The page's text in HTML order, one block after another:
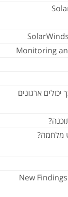
Monitoring
ארגונים
מלחמה?
New